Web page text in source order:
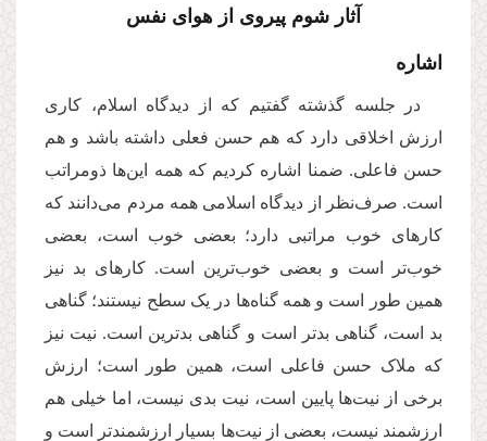
آثار شوم پیروی از هوای نفس
اشاره
در جلسه گذشته گفتیم که از دیدگاه اسلام، کاری
ارزش اخلاقی دارد که هم حسن فعلی داشته باشد و هم
حسن فاعلی. ضمنا اشاره کردیم که همه این‌ها ذومراتب
است. صرف‌نظر از دیدگاه اسلامی همه مردم می‌دانند که
کارهای خوب مراتبی دارد؛ بعضی خوب است، بعضی
خوبتر است و بعضی خوبترین است. کارهای بد نیز
همین طور است و همه گناه‌ها در یک سطح نیستند؛ گناهی
بد است، گناهی بدتر است و گناهی بدترین است. نیت نیز
که ملاک حسن فاعلی است، همین طور است؛ ارزش
برخی از نیت‌ها پایین است، نیت بدی نیست، اما خیلی هم
ارزشمند نیست، بعضی‌ از نیت‌ها بسیار ارزشمندتر است و